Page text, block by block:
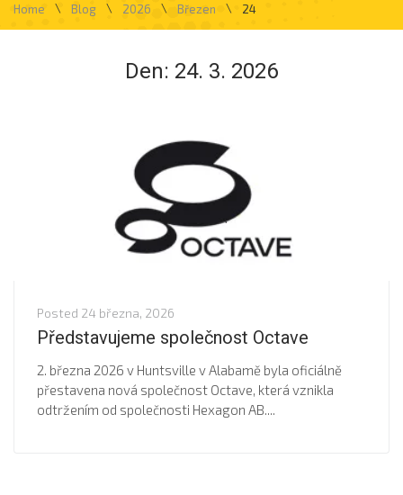
Home \ Blog \ 2026 \ Březen \ 24
Den: 24. 3. 2026
Posted 24 března, 2026
Představujeme společnost Octave
2. března 2026 v Huntsville v Alabamě byla oficiálně
přestavena nová společnost Octave, která vznikla
odtržením od společnosti Hexagon AB....